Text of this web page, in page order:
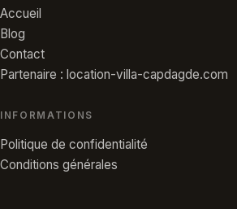
Accueil
Blog
Contact
Partenaire : location-villa-capdagde.com
INFORMATIONS
Politique de confidentialité
Conditions générales